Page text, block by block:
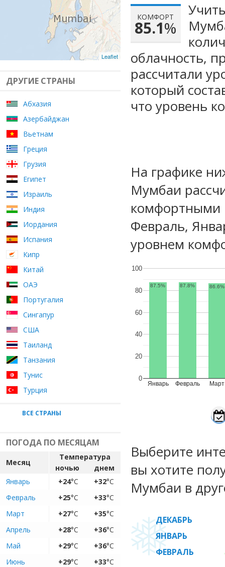
Leaflet
ДРУГИЕ СТРАНЫ
Абхазия
Азербайджан
Вьетнам
Греция
Грузия
Египет
Израиль
Индия
Иордания
Испания
Кипр
Китай
ОАЭ
Португалия
Сингапур
США
Таиланд
Танзания
Тунис
Турция
ВСЕ СТРАНЫ
ПОГОДА ПО МЕСЯЦАМ
Месяц
Температура
ночью
днем
Январь
+24°C +32°C
Февраль
+25°C +33°C
Март
+27°C +35°C
Апрель
+28°C +36°C
Май
+29°C +36°C
Июнь
+29°C +33°C
КОМФОРТ
85.1%
облачность,
рассчитали
который
что уровень
На графике
Мумбаи
комфортными
Февраль,
уровнем
Январь Февраль Март
0
20
40
60
80
100
87.5% 87.8% 86.6%
Выберите
вы хотите
Мумбаи в
ДЕКАБРЬ
ЯНВАРЬ
ФЕВРАЛЬ